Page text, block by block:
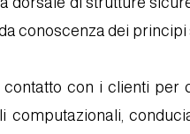
conoscenza dei
con i clienti per